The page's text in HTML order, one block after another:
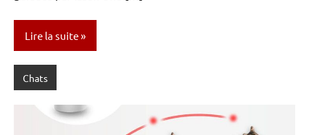
Lire la suite
Chats